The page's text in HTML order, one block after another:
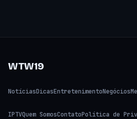
WTW19
NotíciasDicasEntretenimentoNegócios
IPTVQuem SomosContatoPolítica de